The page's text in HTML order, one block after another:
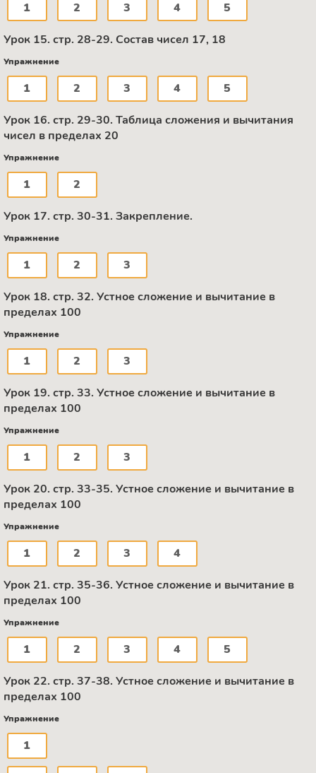
1 2 3 4 5
Урок 15. стр. 28-29. Состав чисел 17, 18
Упражнение
1 2 3 4 5
Урок 16. стр. 29-30. Таблица сложения и вычитания
чисел в пределах 20
Упражнение
1 2
Урок 17. стр. 30-31. Закрепление.
Упражнение
1 2 3
Урок 18. стр. 32. Устное сложение и вычитание в
пределах 100
Упражнение
1 2 3
Урок 19. стр. 33. Устное сложение и вычитание в
пределах 100
Упражнение
1 2 3
Урок 20. стр. 33-35. Устное сложение и вычитание в
пределах 100
Упражнение
1 2 3 4
Урок 21. стр. 35-36. Устное сложение и вычитание в
пределах 100
Упражнение
1 2 3 4 5
Урок 22. стр. 37-38. Устное сложение и вычитание в
пределах 100
Упражнение
1